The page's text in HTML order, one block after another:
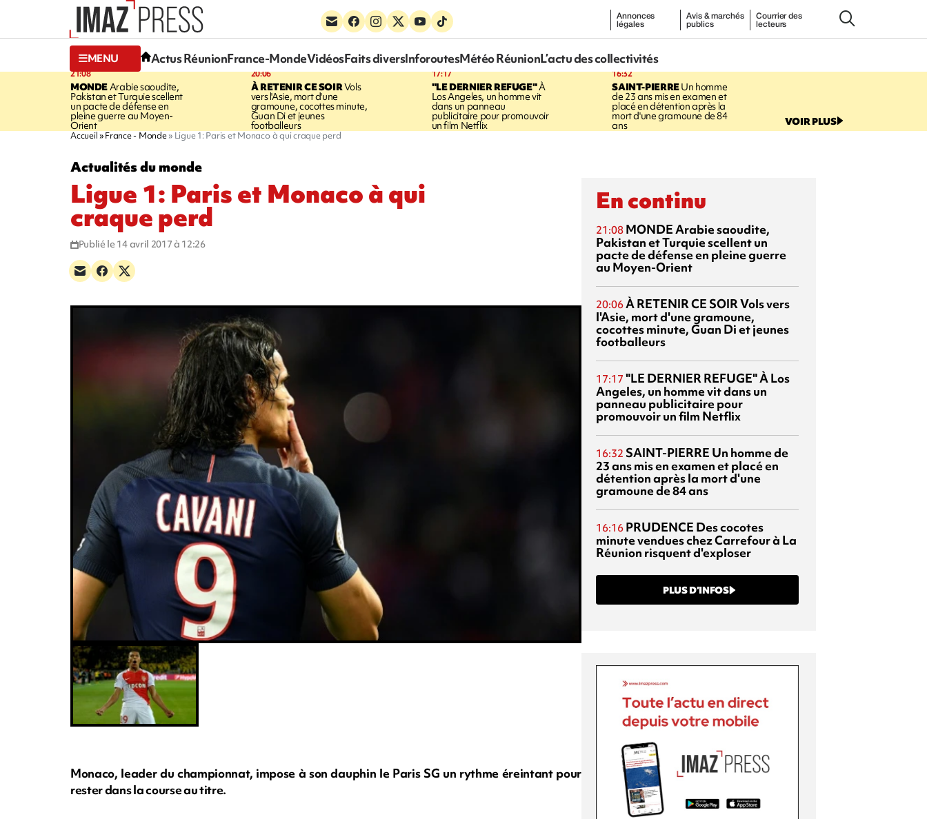
Annonces
légales
Avis & marchés
publics
Courrier des
lecteurs
MENU Actus RéunionFrance-MondeVidéosFaits diversInforoutesMétéo RéunionL’actu des collectivités
21:08
MONDE Arabie saoudite,
Pakistan et Turquie scellent
un pacte de défense en
pleine guerre au Moyen-
Orient
20:06
À RETENIR CE SOIRVols
vers l'Asie, mort d'une
gramoune, cocottes minute,
Guan Di et jeunes
footballeurs
17:17
"LE DERNIER REFUGE"À
Los Angeles, un homme vit
dans un panneau
publicitaire pour promouvoir
un film Netflix
16:32
SAINT-PIERREUn homme
de 23 ans mis en examen et
placé en détention après la
mort d'une gramoune de 84
ans VOIR PLUS
Accueil France - Monde Ligue 1: Paris et Monaco à qui craque perd
Actualités du monde
Ligue 1: Paris et Monaco à qui
craque perd
Publié le 14 avril 2017 à 12:26
Monaco, leader du championnat, impose à son dauphin le Paris SG un rythme éreintant pour
rester dans la course au titre.
En continu
21:08 MONDEArabie saoudite,
Pakistan et Turquie scellent un
pacte de défense en pleine guerre
au Moyen-Orient
20:06À RETENIR CE SOIRVols vers
l'Asie, mort d'une gramoune,
cocottes minute, Guan Di et jeunes
footballeurs
17:17 "LE DERNIER REFUGE"À Los
Angeles, un homme vit dans un
panneau publicitaire pour
promouvoir un film Netflix
16:32 SAINT-PIERRE Un homme de
23 ans mis en examen et placé en
détention après la mort d'une
gramoune de 84 ans
16:16 PRUDENCE Des cocotes
minute vendues chez Carrefour à La
Réunion risquent d'exploser
PLUS D’INFOS